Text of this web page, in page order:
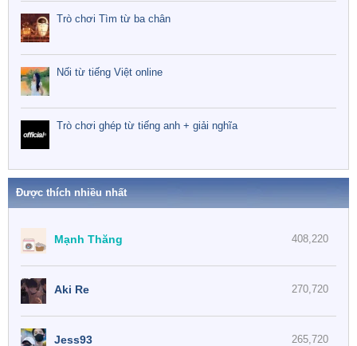
Trò chơi Tìm từ ba chân
Nối từ tiếng Việt online
Trò chơi ghép từ tiếng anh + giải nghĩa
Được thích nhiều nhất
408,220
Mạnh Thăng
270,720
Aki Re
265,720
Jess93